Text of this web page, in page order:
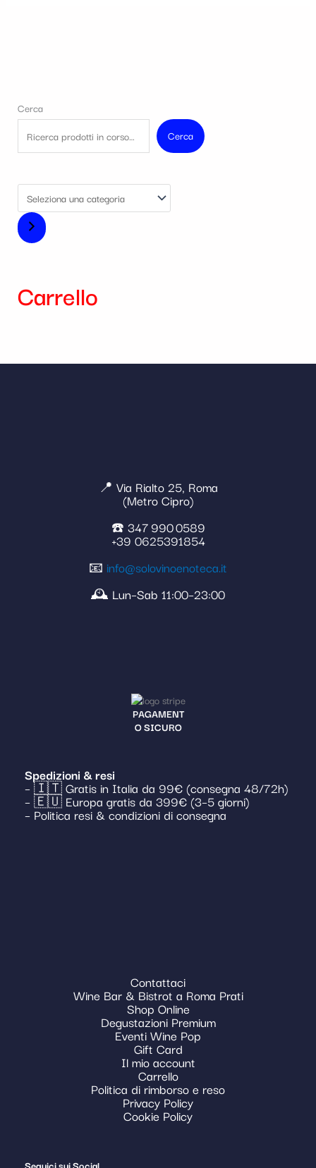
Cerca
Cerca
Carrello
📍 Via Rialto 25, Roma
(Metro Cipro)
☎️ 347 990 0589
+39 0625391854
📧 info@solovinoenoteca.it
🕰️ Lun–Sab 11:00–23:00
PAGAMENT
O SICURO
Spedizioni & resi
– 🇮🇹 Gratis in Italia da 99€ (consegna 48/72h)
– 🇪🇺 Europa gratis da 399€ (3–5 giorni)
– Politica resi & condizioni di consegna
Contattaci
Wine Bar & Bistrot a Roma Prati
Shop Online
Degustazioni Premium
Eventi Wine Pop
Gift Card
Il mio account
Carrello
Politica di rimborso e reso
Privacy Policy
Cookie Policy
Seguici sui Social